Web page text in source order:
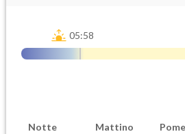
05:58
Notte Mattino